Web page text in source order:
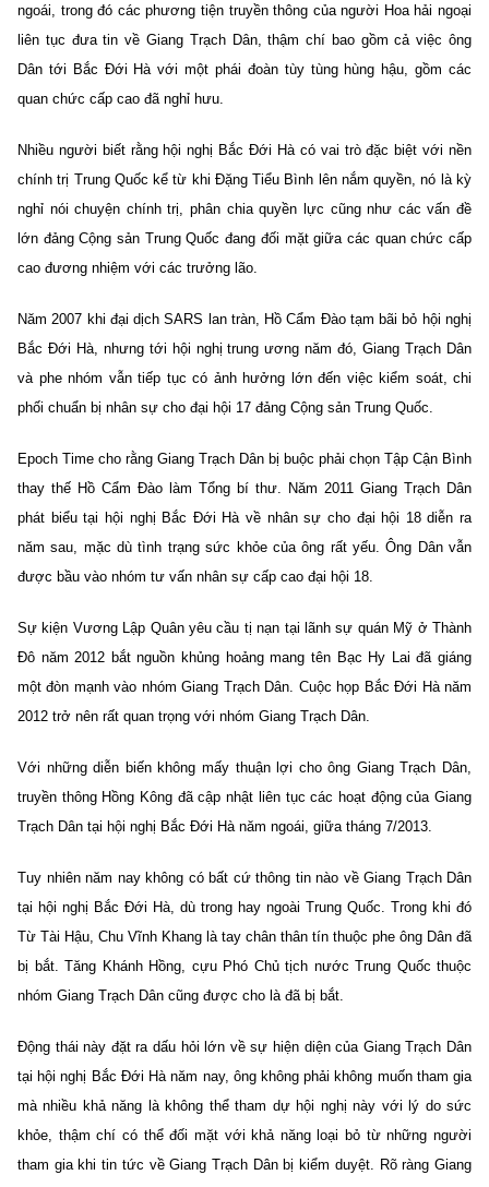
ngoái, trong đó các phương tiện truyền thông của người Hoa hải ngoại
liên tục đưa tin về Giang Trạch Dân, thậm chí bao gồm cả việc ông
Dân tới Bắc Đới Hà với một phái đoàn tùy tùng hùng hậu, gồm các
quan chức cấp cao đã nghỉ hưu.
Nhiều người biết rằng hội nghị Bắc Đới Hà có vai trò đặc biệt với nền
chính trị Trung Quốc kể từ khi Đặng Tiểu Bình lên nắm quyền, nó là kỳ
nghỉ nói chuyện chính trị, phân chia quyền lực cũng như các vấn đề
lớn đảng Cộng sản Trung Quốc đang đối mặt giữa các quan chức cấp
cao đương nhiệm với các trưởng lão.
Năm 2007 khi đại dịch SARS lan tràn, Hồ Cẩm Đào tạm bãi bỏ hội nghị
Bắc Đới Hà, nhưng tới hội nghị trung ương năm đó, Giang Trạch Dân
và phe nhóm vẫn tiếp tục có ảnh hưởng lớn đến việc kiểm soát, chi
phối chuẩn bị nhân sự cho đại hội 17 đảng Cộng sản Trung Quốc.
Epoch Time cho rằng Giang Trạch Dân bị buộc phải chọn Tập Cận Bình
thay thế Hồ Cẩm Đào làm Tổng bí thư. Năm 2011 Giang Trạch Dân
phát biểu tại hội nghị Bắc Đới Hà về nhân sự cho đại hội 18 diễn ra
năm sau, mặc dù tình trạng sức khỏe của ông rất yếu. Ông Dân vẫn
được bầu vào nhóm tư vấn nhân sự cấp cao đại hội 18.
Sự kiện Vương Lập Quân yêu cầu tị nạn tại lãnh sự quán Mỹ ở Thành
Đô năm 2012 bắt nguồn khủng hoảng mang tên Bạc Hy Lai đã giáng
một đòn mạnh vào nhóm Giang Trạch Dân. Cuộc họp Bắc Đới Hà năm
2012 trở nên rất quan trọng với nhóm Giang Trạch Dân.
Với những diễn biến không mấy thuận lợi cho ông Giang Trạch Dân,
truyền thông Hồng Kông đã cập nhật liên tục các hoạt động của Giang
Trạch Dân tại hội nghị Bắc Đới Hà năm ngoái, giữa tháng 7/2013.
Tuy nhiên năm nay không có bất cứ thông tin nào về Giang Trạch Dân
tại hội nghị Bắc Đới Hà, dù trong hay ngoài Trung Quốc. Trong khi đó
Từ Tài Hậu, Chu Vĩnh Khang là tay chân thân tín thuộc phe ông Dân đã
bị bắt. Tăng Khánh Hồng, cựu Phó Chủ tịch nước Trung Quốc thuộc
nhóm Giang Trạch Dân cũng được cho là đã bị bắt.
Động thái này đặt ra dấu hỏi lớn về sự hiện diện của Giang Trạch Dân
tại hội nghị Bắc Đới Hà năm nay, ông không phải không muốn tham gia
mà nhiều khả năng là không thể tham dự hội nghị này với lý do sức
khỏe, thậm chí có thể đối mặt với khả năng loại bỏ từ những người
tham gia khi tin tức về Giang Trạch Dân bị kiểm duyệt. Rõ ràng Giang